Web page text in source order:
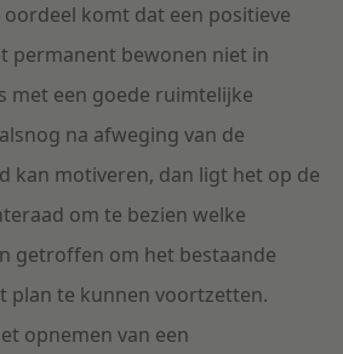
komt dat een positieve
permanent bewonen niet in
met een goede ruimtelijke
na afweging van de
kan motiveren, dan ligt het op de
om te bezien welke
getroffen om het bestaande
plan te kunnen voortzetten.
opnemen van een